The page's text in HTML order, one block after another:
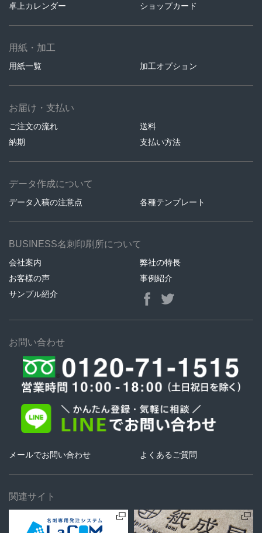
卓上カレンダー
ショップカード
用紙・加工
用紙一覧 加工オプション
お届け・支払い
ご注文の流れ
送料
納期
支払い方法
データ作成について
データ入稿の注意点 各種テンプレート
BUSINESS名刺印刷所について
会社案内
弊社の特長
お客様の声
事例紹介
サンプル紹介
お問い合わせ
メールでお問い合わせ よくあるご質問
関連サイト